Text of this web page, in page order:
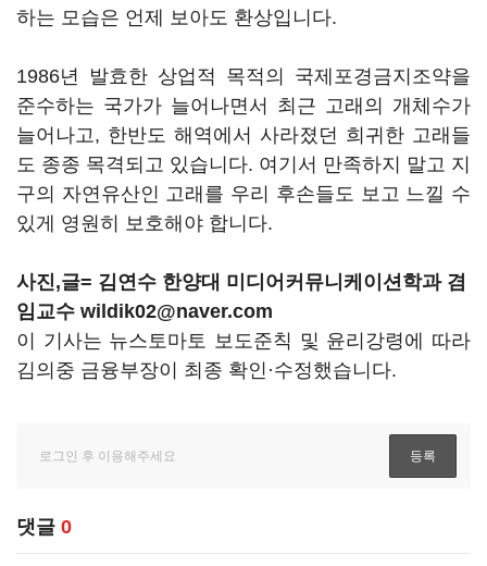
하는 모습은 언제 보아도 환상입니다.
1986년 발효한 상업적 목적의 국제포경금지조약을
준수하는 국가가 늘어나면서 최근 고래의 개체수가
늘어나고, 한반도 해역에서 사라졌던 희귀한 고래들
도 종종 목격되고 있습니다. 여기서 만족하지 말고 지
구의 자연유산인 고래를 우리 후손들도 보고 느낄 수
있게 영원히 보호해야 합니다.
사진,글= 김연수 한양대 미디어커뮤니케이션학과 겸
임교수 wildik02@naver.com
이 기사는 뉴스토마토 보도준칙 및 윤리강령에 따라
김의중 금융부장이 최종 확인·수정했습니다.
댓글 0